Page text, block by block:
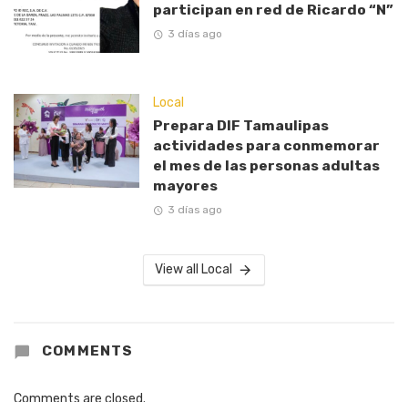
participan en red de Ricardo “N”
3 días ago
Local
Prepara DIF Tamaulipas
actividades para conmemorar
el mes de las personas adultas
mayores
3 días ago
View all Local
COMMENTS
Comments are closed.